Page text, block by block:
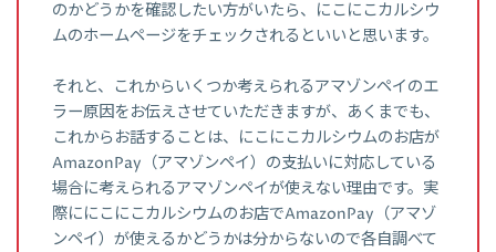
のかどうかを確認したい方がいたら、にこにこカルシウ
ムのホームページをチェックされるといいと思います。
それと、これからいくつか考えられるアマゾンペイのエ
ラー原因をお伝えさせていただきますが、あくまでも、
これからお話することは、にこにこカルシウムのお店が
AmazonPay（アマゾンペイ）の支払いに対応している
場合に考えられるアマゾンペイが使えない理由です。実
際ににこにこカルシウムのお店でAmazonPay（アマゾ
ンペイ）が使えるかどうかは分からないので各自調べて